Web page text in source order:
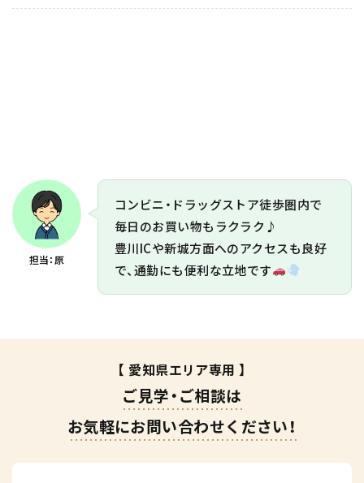
担当：原
コンビニ・ドラッグストア徒歩圏内で
毎日のお買い物もラクラク♪
豊川ICや新城方面へのアクセスも良好
で、通勤にも便利な立地です
【 愛知県エリア専用 】
ご見学・ご相談は
お気軽にお問い合わせください！